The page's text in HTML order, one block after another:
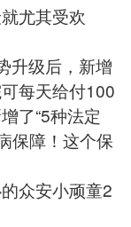
尤其受欢
升级后，新增
每天给付100
了“5种法定
保障！这个保
众安小顽童2